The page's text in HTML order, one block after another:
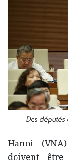
Des députés
Hanoi
doivent